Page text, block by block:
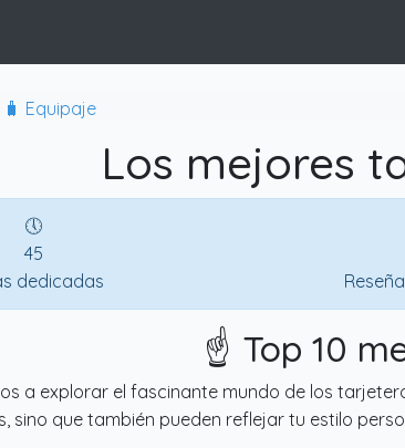
🧳 Equipaje
Los mejores
🕔
45
dedicadas
☝️ Top 10
a explorar el fascinante mundo de los
sino que también pueden reflejar tu estilo